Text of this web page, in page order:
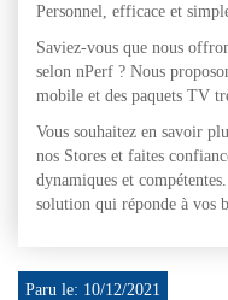
Personnel, efficace et
Saviez-vous que nous
selon nPerf ? Nous
mobile et des paquets TV
Vous souhaitez en savoir
nos Stores et faites
dynamiques et
solution qui réponde à vos
Paru le: 10/12/2021